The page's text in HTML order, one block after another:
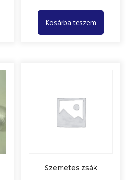
Kosárba teszem
Szemetes zsák